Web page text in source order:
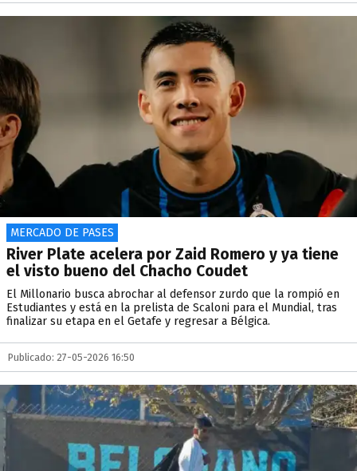
MERCADO DE PASES
River Plate acelera por Zaid Romero y ya tiene
el visto bueno del Chacho Coudet
El Millonario busca abrochar al defensor zurdo que la rompió en
Estudiantes y está en la prelista de Scaloni para el Mundial, tras
finalizar su etapa en el Getafe y regresar a Bélgica.
Publicado: 27-05-2026 16:50